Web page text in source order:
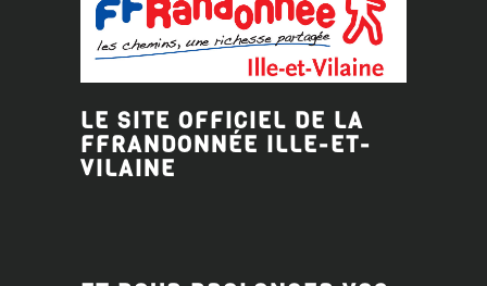
LE SITE OFFICIEL DE LA
FFRANDONNÉE ILLE-ET-
VILAINE